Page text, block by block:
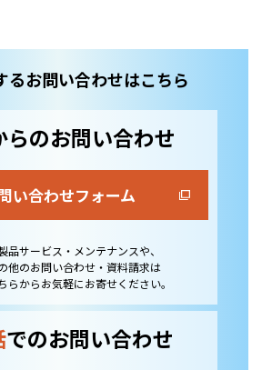
るお問い合わせはこちら
らのお問い合わせ
い合わせフォーム
品サービス・メンテナンスや、
他のお問い合わせ・資料請求は
らからお気軽にお寄せください。
でのお問い合わせ